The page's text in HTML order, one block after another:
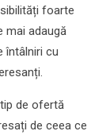
foarte
mai adaugă
întâlniri cu
de ofertă
de ceea ce